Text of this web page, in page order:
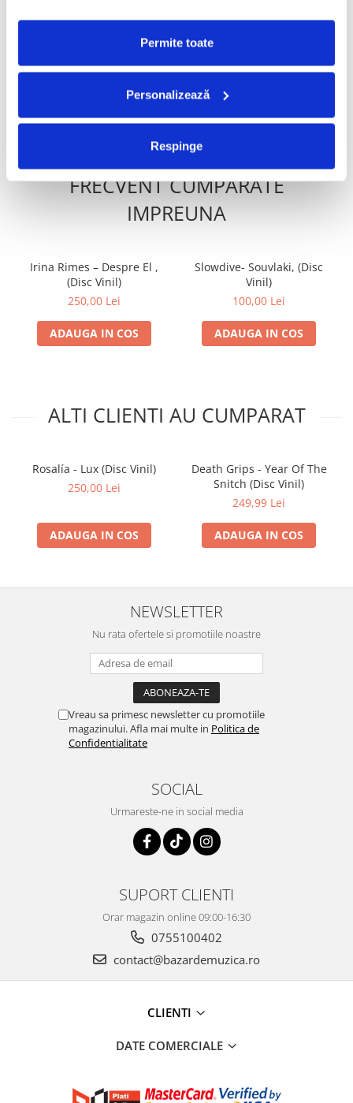
Permite toate
Personalizează
Respinge
Rosalía - Lux (Disc Vinil)
ADAUGA IN COS
Death Grips - Year Of The
249,99 Lei
ADAUGA IN COS
FRECVENT CUMPARATE
IMPREUNA
Irina Rimes – Despre El ,
(Disc Vinil)
250,00 Lei
ADAUGA IN COS
Slowdive- Souvlaki, (Disc
Vinil)
100,00 Lei
ADAUGA IN COS
ALTI CLIENTI AU CUMPARAT
Rosalía - Lux (Disc Vinil)
250,00 Lei
ADAUGA IN COS
Death Grips - Year Of The
Snitch (Disc Vinil)
249,99 Lei
ADAUGA IN COS
NEWSLETTER
Nu rata ofertele si promotiile noastre
Vreau sa primesc newsletter cu promotiile
magazinului. Afla mai multe in Politica de
Confidentialitate
SOCIAL
Urmareste-ne in social media
SUPORT CLIENTI
Orar magazin online 09:00-16:30
0755100402
contact@bazardemuzica.ro
CLIENTI
DATE COMERCIALE